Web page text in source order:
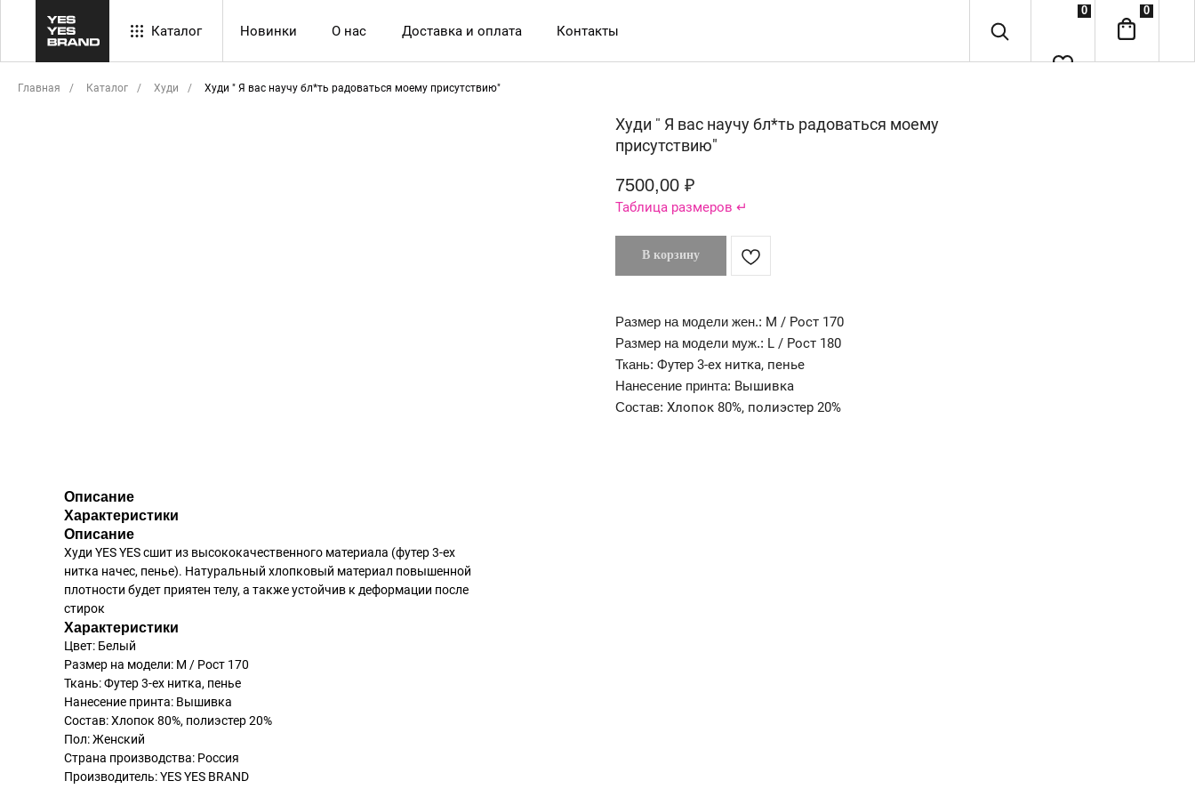
Контакты
Доставка и оплата
О нас
0
0
Каталог Новинки
Главная / Каталог / Худи / Худи " Я вас научу бл*ть радоваться моему присутствию"
Худи " Я вас научу бл*ть радоваться моему
присутствию"
7500,00 ₽
Таблица размеров ↵
В корзину
Размер на модели жен.: М / Рост 170
Размер на модели муж.: L / Рост 180
Ткань: Футер 3-ех нитка, пенье
Нанесение принта: Вышивка
Состав: Хлопок 80%, полиэстер 20%
Описание
Характеристики
Описание
Худи YES YES сшит из высококачественного материала (футер 3-ех
нитка начес, пенье). Натуральный хлопковый материал повышенной
плотности будет приятен телу, а также устойчив к деформации после
стирок
Характеристики
Цвет: Белый
Размер на модели: М / Рост 170
Ткань: Футер 3-ех нитка, пенье
Нанесение принта: Вышивка
Состав: Хлопок 80%, полиэстер 20%
Пол: Женский
Страна производства: Россия
Производитель: YES YES BRAND